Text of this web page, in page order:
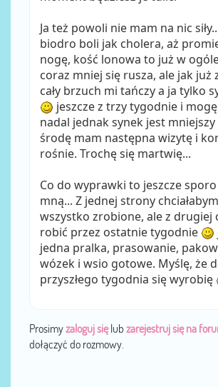
Ja też powoli nie mam na nic
biodro boli jak cholera, aż
nogę, kość lonowa to już w
coraz mniej się rusza, ale jak już
cały brzuch mi tańczy a ja tylko
jeszcze z trzy tygodnie i
nadal jednak synek jest mniejszy
środę mam następna wizytę i
rośnie. Trochę się martwię...
Co do wyprawki to jeszcze
mną... Z jednej strony
wszystko zrobione, ale z drugiej
robić przez ostatnie tygodnie
jedna pralka, prasowanie,
wózek i wsio gotowe. Myślę, że
przyszłego tygodnia się wyrobię
Prosimyzaloguj sięlub zarejestruj się na
dołączyć do rozmowy.